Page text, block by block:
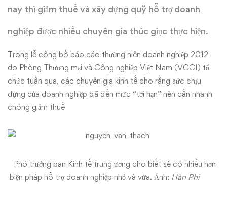
con
săn
sắt’
nay thì giảm thuế và xây dựng quỹ hỗ trợ doanh
nghiệp được nhiều chuyên gia thúc giục thực hiện.
Trong lễ công bố báo cáo thường niên doanh nghiệp 2012
do Phòng Thương mại và Công nghiệp Việt Nam (VCCI) tổ
chức tuần qua, các chuyên gia kinh tế cho rằng sức chịu
đựng của doanh nghiệp đã đến mức “tới hạn” nên cần nhanh
chóng giảm thuế
Phó trưởng ban Kinh tế trung ương cho biết sẽ có nhiều hơn
biện pháp hỗ trợ doanh nghiệp nhỏ và vừa. Ảnh: Hàn Phi